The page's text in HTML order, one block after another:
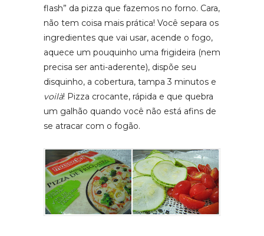
flash” da pizza que fazemos no forno. Cara,
não tem coisa mais prática! Você separa os
ingredientes que vai usar, acende o fogo,
aquece um pouquinho uma frigideira (nem
precisa ser anti-aderente), dispõe seu
disquinho, a cobertura, tampa 3 minutos e
voilà! Pizza crocante, rápida e que quebra
um galhão quando você não está afins de
se atracar com o fogão.